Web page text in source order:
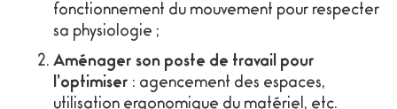
conditions de réalisation du travail, mais également
la performance de l’entreprise.
fonctionnement du mouvement pour respecter
sa physiologie ;
Aménager son poste de travail pour
l’optimiser : agencement des espaces,
utilisation ergonomique du matériel, etc.